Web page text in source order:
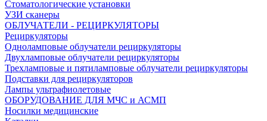
Стоматологические установки
УЗИ сканеры
ОБЛУЧАТЕЛИ - РЕЦИРКУЛЯТОРЫ
Рециркуляторы
Одноламповые облучатели рециркуляторы
Двухламповые облучатели рециркуляторы
Трехламповые и пятиламповые облучатели рециркуляторы
Подставки для рециркуляторов
Лампы ультрафиолетовые
ОБОРУДОВАНИЕ ДЛЯ МЧС и АСМП
Носилки медицинские